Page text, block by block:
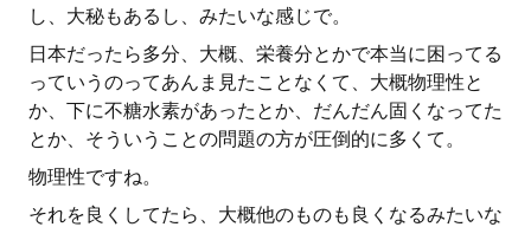
し、大秘もあるし、みたいな感じで。
日本だったら多分、大概、栄養分とかで本当に困ってる
っていうのってあんま見たことなくて、大概物理性と
か、下に不糖水素があったとか、だんだん固くなってた
とか、そういうことの問題の方が圧倒的に多くて。
物理性ですね。
それを良くしてたら、大概他のものも良くなるみたいな